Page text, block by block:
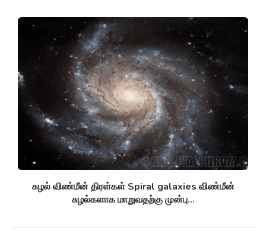
சுழல் விண்மீன் திரள்கள் Spiral galaxies விண்மீன்
சுழல்களாக மாறுவதற்கு முன்பு...